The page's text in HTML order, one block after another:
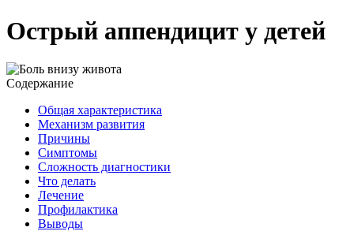
Острый аппендицит у детей
Содержание
Общая характеристика
Механизм развития
Причины
Симптомы
Сложность диагностики
Что делать
Лечение
Профилактика
Выводы